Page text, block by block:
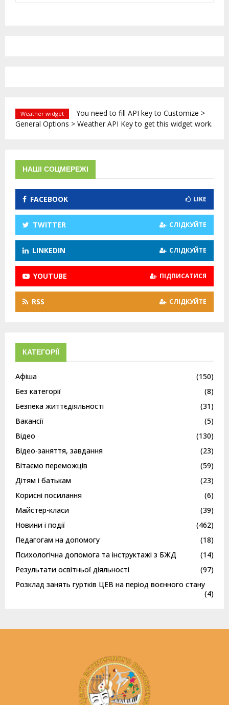
Weather widget
You need to fill API key to Customize >
General Options > Weather API Key to get this widget work.
НАШІ СОЦМЕРЕЖІ
FACEBOOK LIKE
TWITTER СЛІДКУЙТЕ
LINKEDIN СЛІДКУЙТЕ
YOUTUBE ПІДПИСАТИСЯ
RSS СЛІДКУЙТЕ
КАТЕГОРІЇ
Афіша
(150)
Без категорії
(8)
Безпека життєдіяльності
(31)
Вакансії
(5)
Відео
(130)
Відео-заняття, завдання
(23)
Вітаємо переможців
(59)
Дітям і батькам
(23)
Корисні посилання
(6)
Майстер-класи
(39)
Новини і події
(462)
Педагогам на допомогу
(18)
Психологічна допомога та інструктажі з БЖД
(14)
Результати освітньої діяльності
(97)
Розклад занять гуртків ЦЕВ на період воєнного стану
(4)